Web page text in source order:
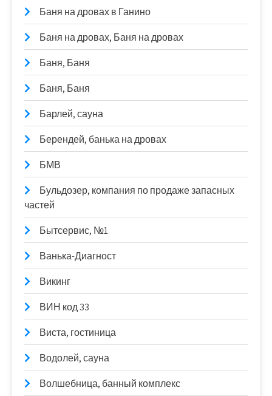
Баня на дровах в Ганино
Баня на дровах, Баня на дровах
Баня, Баня
Баня, Баня
Барлей, сауна
Берендей, банька на дровах
БМВ
Бульдозер, компания по продаже запасных
частей
Бытсервис, №1
Ванька-Диагност
Викинг
ВИН код 33
Виста, гостиница
Водолей, сауна
Волшебница, банный комплекс